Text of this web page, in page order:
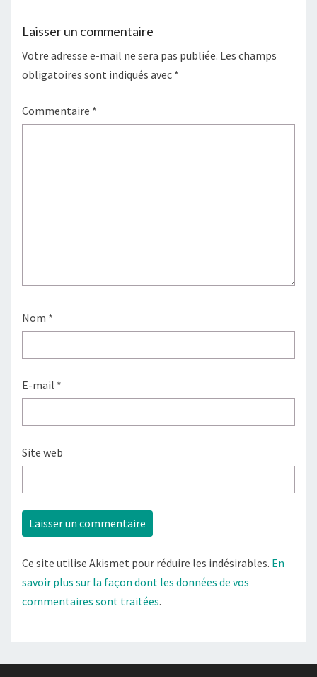
Laisser un commentaire
Votre adresse e-mail ne sera pas publiée. Les champs
obligatoires sont indiqués avec *
Commentaire *
Nom *
E-mail *
Site web
Ce site utilise Akismet pour réduire les indésirables. En
savoir plus sur la façon dont les données de vos
commentaires sont traitées.